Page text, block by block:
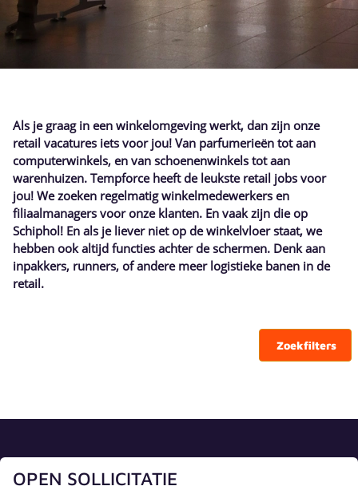
Als je graag in een winkelomgeving werkt, dan zijn onze
retail vacatures iets voor jou! Van parfumerieën tot aan
computerwinkels, en van schoenenwinkels tot aan
warenhuizen. Tempforce heeft de leukste retail jobs voor
jou! We zoeken regelmatig winkelmedewerkers en
filiaalmanagers voor onze klanten. En vaak zijn die op
Schiphol! En als je liever niet op de winkelvloer staat, we
hebben ook altijd functies achter de schermen. Denk aan
inpakkers, runners, of andere meer logistieke banen in de
retail.
Zoekfilters
OPEN SOLLICITATIE